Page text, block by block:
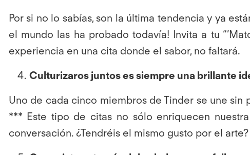
Por si no lo sabías, son la última tendencia y ya
el mundo las ha probado todavía! Invita a tu
experiencia en una cita donde el sabor, no faltará.
Culturizaros juntos es siempre una brillante
Uno de cada cinco miembros de Tinder se une sin
*** Este tipo de citas no sólo enriquecen
conversación. ¿Tendréis el mismo gusto por el